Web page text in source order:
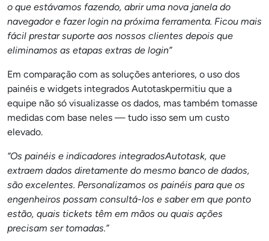
o que estávamos fazendo, abrir uma nova janela do
navegador e fazer login na próxima ferramenta. Ficou mais
fácil prestar suporte aos nossos clientes depois que
eliminamos as etapas extras de login”
Em comparação com as soluções anteriores, o uso dos
painéis e widgets integrados Autotaskpermitiu que a
equipe não só visualizasse os dados, mas também tomasse
medidas com base neles — tudo isso sem um custo
elevado.
“Os painéis e indicadores integradosAutotask, que
extraem dados diretamente do mesmo banco de dados,
são excelentes. Personalizamos os painéis para que os
engenheiros possam consultá-los e saber em que ponto
estão, quais tickets têm em mãos ou quais ações
precisam ser tomadas.”